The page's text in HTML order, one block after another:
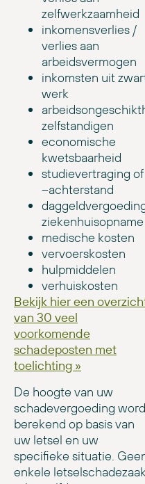
zelfwerkzaamheid
inkomensverlies /
verlies aan
arbeidsvermogen
inkomsten uit
werk
zelfstandigen
economische
kwetsbaarheid
studievertraging of
–achterstand
ziekenhuisopname
medische kosten
vervoerskosten
hulpmiddelen
verhuiskosten
Bekijk hier een
van 30 veel
voorkomende
schadeposten met
toelichting »
De hoogte van uw
schadevergoeding
berekend op basis van
uw letsel en uw
specifieke situatie.
enkele letselschadezaak